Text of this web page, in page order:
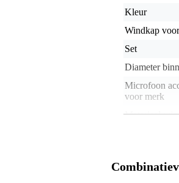
Kleur
Windkap voor
Set
Diameter
Microfoon
voor merk
Materiaal
Gewicht(incl.